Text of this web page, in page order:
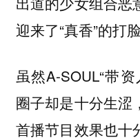
迎来了“真香”的打脸
虽然A-SOUL“带
圈子却是十分生涩
首播节目效果也十